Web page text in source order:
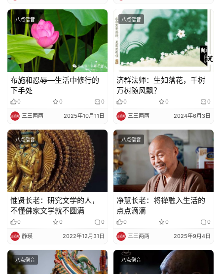
八点僧音
布施和忍辱—生活中修行的
下手处
0 0 0
三三两两 2025年10月11日
八点僧音
济群法师：生如落花，千树
万树随风飘？
0 0 0
三三两两 2024年6月3日
八点僧音
惟贤长老：研究文学的人，
不懂佛家文学就不圆满
0 0 0
静瑛 2022年12月31日
八点僧音
净慧长老：将禅融入生活的
点点滴滴
0 0 0
三三两两 2025年9月4日
八点僧音 八点僧音